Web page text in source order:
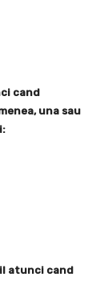
cand
una sau
atunci cand